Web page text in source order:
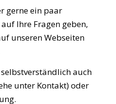
gerne ein paar
Ihre Fragen geben,
unseren Webseiten
auch
unter Kontakt) oder